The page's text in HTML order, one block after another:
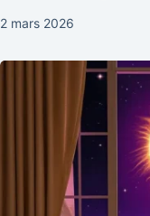
2 mars 2026